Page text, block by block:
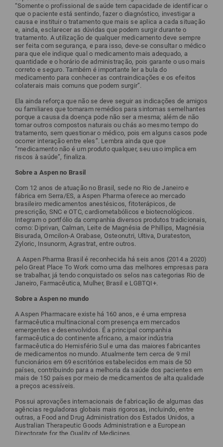
“Somente o profissional de saúde tem capacidade de identificar o
que o paciente está sentindo, fazer o diagnóstico, investigar a
causa e instituir o tratamento que mais se aplica a cada situação
e, ainda, esclarecer as dúvidas que podem surgir durante o
tratamento. A utilização de qualquer medicamento deve sempre
ser feita com segurança, e para isso, deve-se consultar o médico
para que ele indique qual o medicamento mais adequado, a
quantidade e o horário de administração, pois garante o uso mais
correto e seguro. Também é importante ler a bula do
medicamento para conhecer as contraindicações e os efeitos
colaterais mais comuns que podem surgir”.
Ela ainda reforça que não se deve seguir as indicações de amigos
ou familiares que tomaram remédios para sintomas semelhantes
porque a causa da doença pode não ser a mesma; além de não
tomar outros compostos naturais ou chás ao mesmo tempo do
tratamento, sem questionar o médico, pois em alguns casos pode
ocorrer interação entre eles”. Lembra ainda que que
“medicamento não é um produto qualquer, seu uso implica em
riscos à saúde”, finaliza.
Sobre a Aspen no Brasil
Com 12 anos de atuação no Brasil, sede no Rio de Janeiro e
fábrica em Serra/ES, a Aspen Pharma oferece ao mercado
brasileiro medicamentos anestésicos, fitoterápicos, de
prescrição, SNC e OTC, cardiometabólicos e biotecnológicos.
Integram o portfólio da companhia diversos produtos tradicionais,
como: Diprivan, Calman, Leite de Magnésia de Phillips, Magnésia
Bisurada, Omcilon-A Orabase, Osteonutri, Ultiva, Durateston,
Zyloric, Insunorm, Agrastrat, entre outros.
A Aspen Pharma Brasil é reconhecida há seis anos (2014 a 2020)
pelo Great Place To Work como uma das melhores empresas para
se trabalhar, já tendo conquistado os selos nas categorias Rio de
Janeiro, Farmacêutica, Mulher, Brasil e LGBTQI+.
Sobre a Aspen no mundo
A Aspen Pharmacare existe há 160 anos, e é uma empresa
farmacêutica multinacional com presença em mercados
emergentes e desenvolvidos. É a principal companhia
farmacêutica do continente africano, a maior indústria
farmacêutica do Hemisfério Sul e uma das maiores fabricantes
de medicamentos no mundo. Atualmente tem cerca de 9 mil
funcionários em 69 escritórios estabelecidos em mais de 50
países, contribuindo para a melhoria da saúde dos pacientes em
mais de 150 países por meio de medicamentos de alta qualidade
a preços acessíveis.
Possui aprovações internacionais de fabricação de algumas das
agências reguladoras globais mais rigorosas, incluindo, entre
outras, a Food and Drug Administration dos Estados Unidos, a
Australian Therapeutic Goods Administration e a European
Directorate for the Quality of Medicines.